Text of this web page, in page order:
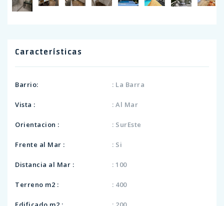
Características
Barrio: : La Barra
Vista : : Al Mar
Orientacion : : SurEste
Frente al Mar : : Si
Distancia al Mar : : 100
Terreno m2 : : 400